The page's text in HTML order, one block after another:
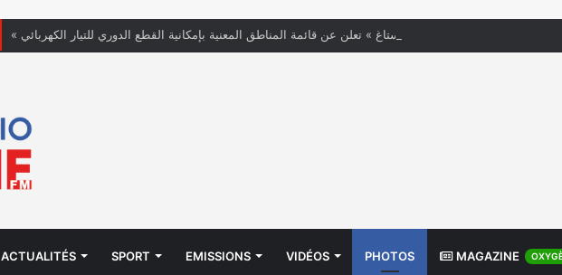
« الستاغ » تعلن عن قائمة المناطق المعنية بإمكانية القطع الدوري للتيار الكهربائي
ACTUALITÉS SPORT EMISSIONS VIDÉOS PHOTOS MAGAZINE